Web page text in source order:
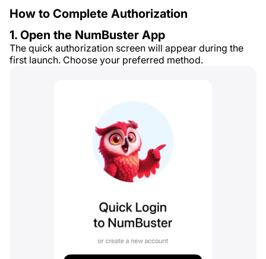
How to Complete Authorization
1. Open the NumBuster App
The quick authorization screen will appear during the
first launch. Choose your preferred method.